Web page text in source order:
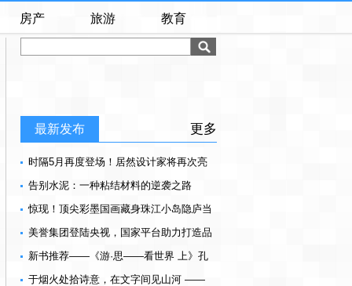
房产 旅游 教育
最新发布 更多
时隔5月再度登场！居然设计家将再次亮
相美国高点展
告别水泥：一种粘结材料的逆袭之路
惊现！顶尖彩墨国画藏身珠江小岛隐庐当
代艺术空间
美誉集团登陆央视，国家平台助力打造品
牌新高度
新书推荐——《游·思——看世界 上》孔
祥超 著
于烟火处拾诗意，在文字间见山河 ——